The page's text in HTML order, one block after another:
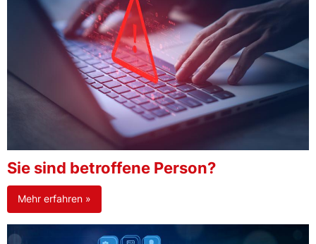
Sie sind betroffene Person?
Mehr erfahren »